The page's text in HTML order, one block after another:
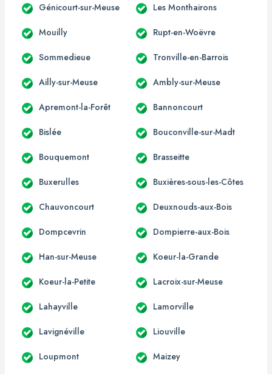
Génicourt-sur-Meuse Les Monthairons
Mouilly Rupt-en-Woëvre
Sommedieue Tronville-en-Barrois
Ailly-sur-Meuse Ambly-sur-Meuse
Apremont-la-Forêt Bannoncourt
Bislée Bouconville-sur-Madt
Bouquemont Brasseitte
Buxerulles Buxières-sous-les-Côtes
Chauvoncourt Deuxnouds-aux-Bois
Dompcevrin Dompierre-aux-Bois
Han-sur-Meuse Koeur-la-Grande
Koeur-la-Petite Lacroix-sur-Meuse
Lahayville Lamorville
Lavignéville Liouville
Loupmont Maizey